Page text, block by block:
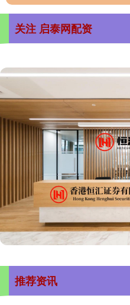
关注 启泰网配资
推荐资讯